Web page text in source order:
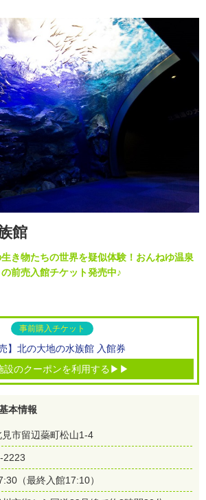
館
き物たちの世界を疑似体験！おんねゆ温泉
の前売入館チケット発売中♪
事前購入チケット
売】北の大地の水族館 入館券
設のクーポンを利用する▶▶
本情報
市留辺蘂町松山1-4
2223
（最終入館17:10）